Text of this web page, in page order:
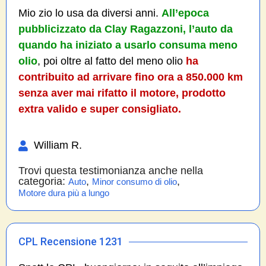
Mio zio lo usa da diversi anni. All’epoca
pubblicizzato da Clay Ragazzoni, l’auto da
quando ha iniziato a usarlo consuma meno
olio, poi oltre al fatto del meno olio ha
contribuito ad arrivare fino ora a 850.000 km
senza aver mai rifatto il motore, prodotto
extra valido e super consigliato.
William R.
Trovi questa testimonianza anche nella
categoria: Auto, Minor consumo di olio,
Motore dura più a lungo
CPL Recensione 1231